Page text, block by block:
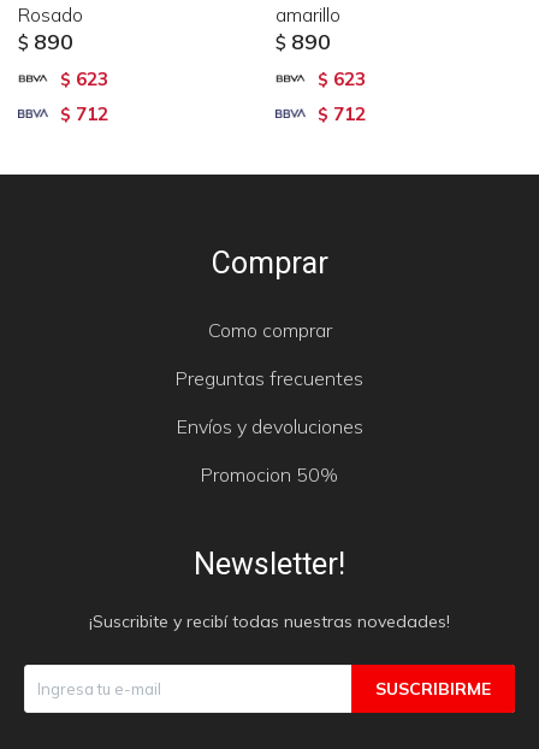
Rosado
$ 890
$ 623
$ 712
amarillo
$ 890
$ 623
$ 712
Comprar
Como comprar
Preguntas frecuentes
Envíos y devoluciones
Promocion 50%
Newsletter!
¡Suscribite y recibí todas nuestras novedades!
SUSCRIBIRME